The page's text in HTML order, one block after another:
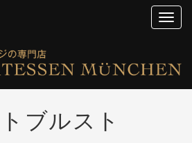
トブルスト